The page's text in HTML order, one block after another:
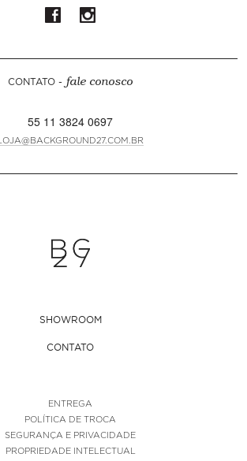
CONTATO - fale conosco
55 11 3824 0697
LOJA@BACKGROUND27.COM.BR
SHOWROOM
CONTATO
ENTREGA
POLÍTICA DE TROCA
SEGURANÇA E PRIVACIDADE
PROPRIEDADE INTELECTUAL